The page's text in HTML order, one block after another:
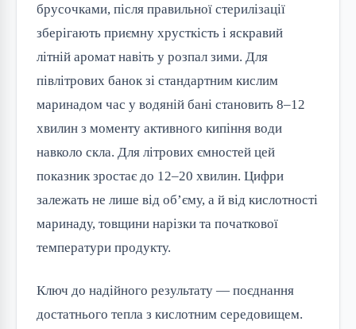
брусочками, після правильної стерилізації
зберігають приємну хрусткість і яскравий
літній аромат навіть у розпал зими. Для
півлітрових банок зі стандартним кислим
маринадом час у водяній бані становить 8–12
хвилин з моменту активного кипіння води
навколо скла. Для літрових ємностей цей
показник зростає до 12–20 хвилин. Цифри
залежать не лише від об’єму, а й від кислотності
маринаду, товщини нарізки та початкової
температури продукту.
Ключ до надійного результату — поєднання
достатнього тепла з кислотним середовищем.